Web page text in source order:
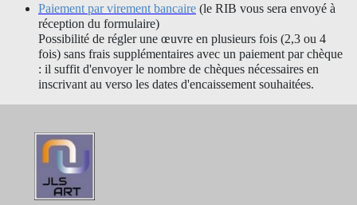
Paiement par virement bancaire (le RIB vous sera envoyé à
réception du formulaire)
Possibilité de régler une œuvre en plusieurs fois (2,3 ou 4
fois) sans frais supplémentaires avec un paiement par chèque
: il suffit d'envoyer le nombre de chèques nécessaires en
inscrivant au verso les dates d'encaissement souhaitées.